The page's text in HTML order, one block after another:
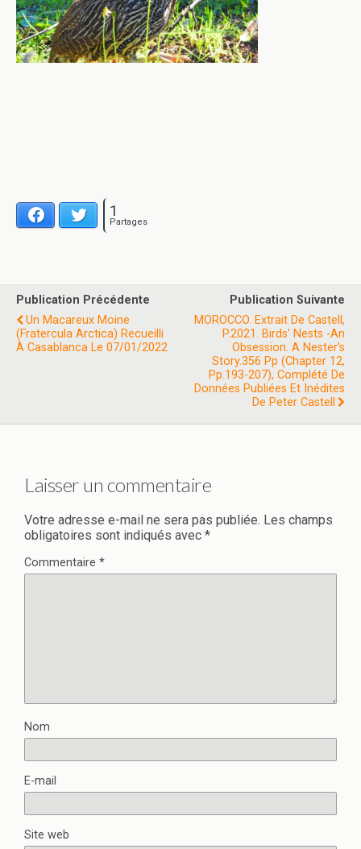
Facebook Twitter
Partages
1
Publication Précédente
Un Macareux Moine
(Fratercula Arctica) Recueilli
À Casablanca Le 07/01/2022
Publication Suivante
MOROCCO. Extrait De Castell,
P.2021. Birds’ Nests -An
Obsession. A Nester’s
Story.356 Pp (Chapter 12,
Pp.193-207), Complété De
Données Publiées Et Inédites
De Peter Castell
Laisser un commentaire
Votre adresse e-mail ne sera pas publiée. Les champs
obligatoires sont indiqués avec *
Commentaire *
Nom
E-mail
Site web